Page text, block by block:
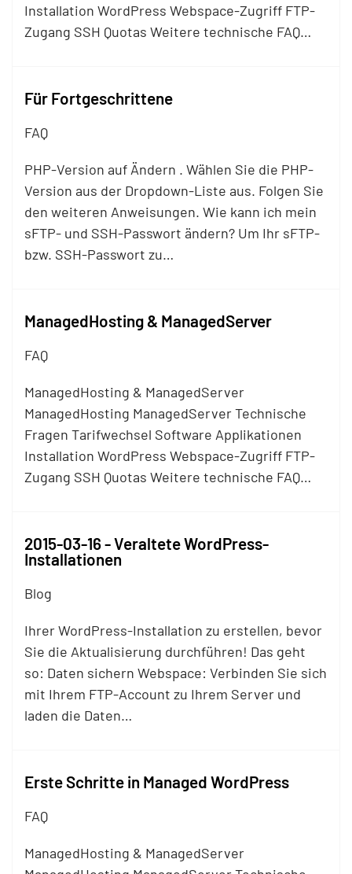
Installation WordPress Webspace-Zugriff FTP-
Zugang SSH Quotas Weitere technische FAQ…
Für Fortgeschrittene
FAQ
PHP-Version auf Ändern . Wählen Sie die PHP-
Version aus der Dropdown-Liste aus. Folgen Sie
den weiteren Anweisungen. Wie kann ich mein
sFTP- und SSH-Passwort ändern? Um Ihr sFTP-
bzw. SSH-Passwort zu…
ManagedHosting & ManagedServer
FAQ
ManagedHosting & ManagedServer
ManagedHosting ManagedServer Technische
Fragen Tarifwechsel Software Applikationen
Installation WordPress Webspace-Zugriff FTP-
Zugang SSH Quotas Weitere technische FAQ…
2015-03-16 - Veraltete WordPress-
Installationen
Blog
Ihrer WordPress-Installation zu erstellen, bevor
Sie die Aktualisierung durchführen! Das geht
so: Daten sichern Webspace: Verbinden Sie sich
mit Ihrem FTP-Account zu Ihrem Server und
laden die Daten…
Erste Schritte in Managed WordPress
FAQ
ManagedHosting & ManagedServer